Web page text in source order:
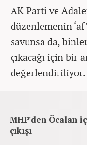
AK Parti ve
düzenlemenin
savunsa da,
çıkacağı için bir
değerlendiriliyor.
MHP'den Öcalan
çıkışı